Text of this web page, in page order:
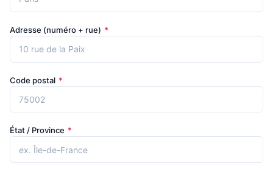
Adresse (numéro + rue) *
Code postal *
État / Province *